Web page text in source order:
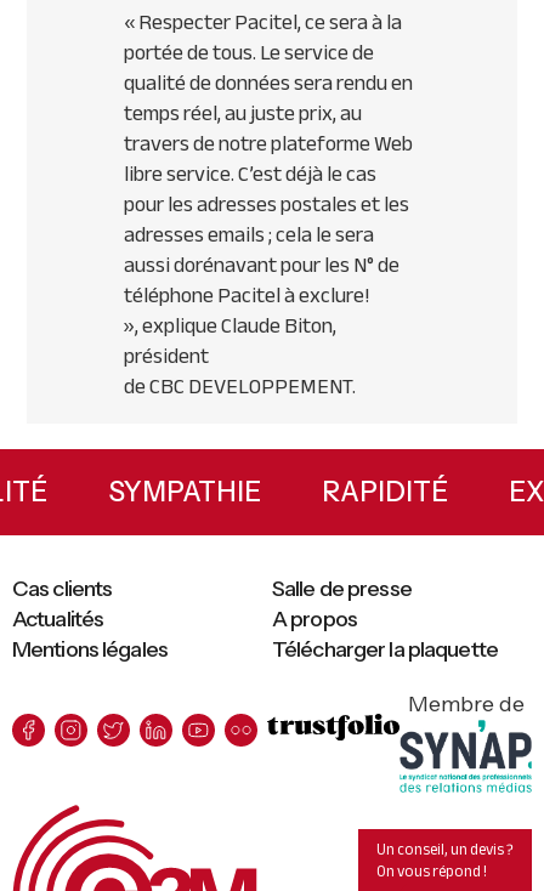
« Respecter Pacitel, ce sera à la
portée de tous. Le service de
qualité de données sera rendu en
temps réel, au juste prix, au
travers de notre plateforme Web
libre service. C’est déjà le cas
pour les adresses postales et les
adresses emails ; cela le sera
aussi dorénavant pour les N° de
téléphone Pacitel à exclure!
»,explique Claude Biton,
président
deCBCDEVELOPPEMENT.
Primary
SidebarSYMPATHIE RAPIDITÉ
Mentions légales Télécharger la plaquette
Cas clients
Salle de presse
Actualités
A propos
Membre de
Un conseil, un devis ?
On vous répond !